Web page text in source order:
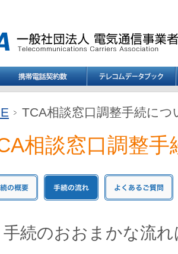
TCA相談窓口調整手続に
相談窓口調整
手続のおおまかな流